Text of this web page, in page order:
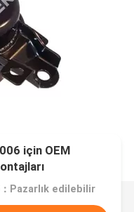
için OEM
Pazarlık edilebilir